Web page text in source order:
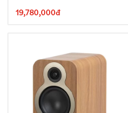
19,780,000đ